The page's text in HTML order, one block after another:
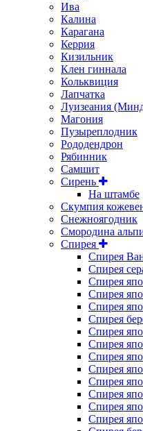
Ива
Калина
Карагана
Керрия
Кизильник
Клен гиннала
Кольквиция
Лапчатка
Луизеания
Магония
Пузыреплодник
Рододендрон
Рябинник
Самшит
Сирень
На штамбе
Скумпия
Снежноягодник
Смородина
Спирея
Спирея
Спирея
Спирея
Спирея
Спирея
Спирея
Спирея
Спирея
Спирея
Спирея
Спирея
Спирея
Спирея
Спирея